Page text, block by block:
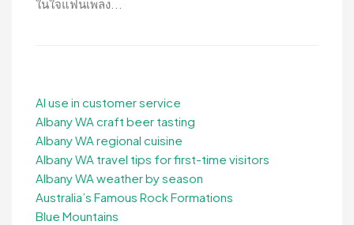
ในใจแฟนเพลง...
AI use in customer service
Albany WA craft beer tasting
Albany WA regional cuisine
Albany WA travel tips for first-time visitors
Albany WA weather by season
Australia’s Famous Rock Formations
Blue Mountains